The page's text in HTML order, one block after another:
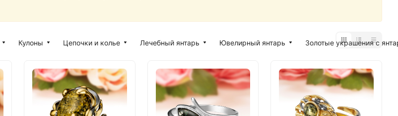
Кулоны Цепочки и колье Лечебный янтарь Ювелирный янтарь Золотые украшения с